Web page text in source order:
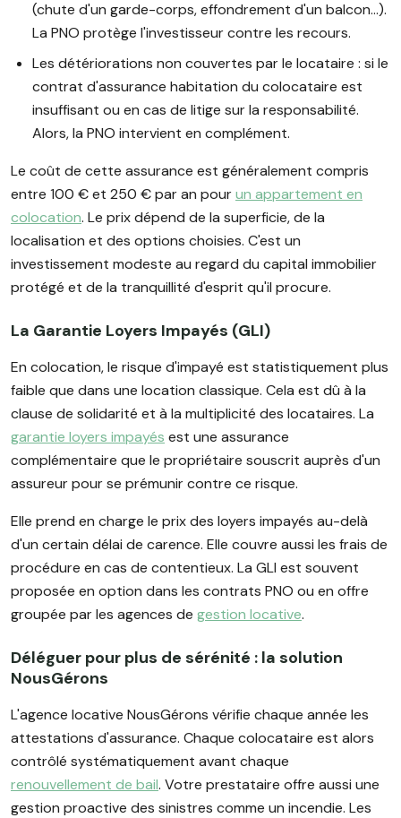
(chute d'un garde-corps, effondrement d'un balcon…).
La PNO protège l'investisseur contre les recours.
Les détériorations non couvertes par le locataire : si le
contrat d'assurance habitation du colocataire est
insuffisant ou en cas de litige sur la responsabilité.
Alors, la PNO intervient en complément.
Le coût de cette assurance est généralement compris
entre 100 € et 250 € par an pourun appartement en
colocation. Le prix dépend de la superficie, de la
localisation et des options choisies. C'est un
investissement modeste au regard du capital immobilier
protégé et de la tranquillité d'esprit qu'il procure.
La Garantie Loyers Impayés (GLI)
En colocation, le risque d'impayé est statistiquement plus
faible que dans une location classique. Cela est dû à la
clause de solidarité et à la multiplicité des locataires. La
garantie loyers impayés est une assurance
complémentaire que le propriétaire souscrit auprès d'un
assureur pour se prémunir contre ce risque.
Elle prend en charge le prix des loyers impayés au-delà
d'un certain délai de carence. Elle couvre aussi les frais de
procédure en cas de contentieux. La GLI est souvent
proposée en option dans les contrats PNO ou en offre
groupée par les agences de gestion locative.
Déléguer pour plus de sérénité : la solution
NousGérons
L'agence locative NousGérons vérifie chaque année les
attestations d'assurance. Chaque colocataire est alors
contrôlé systématiquement avant chaque
renouvellement de bail. Votre prestataire offre aussi une
gestion proactive des sinistres comme un incendie. Les